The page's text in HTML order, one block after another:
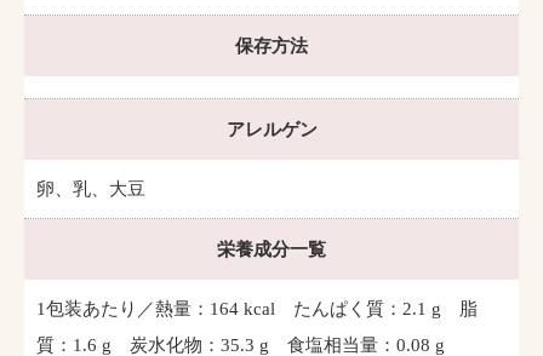
保存方法
アレルゲン
卵、乳、大豆
栄養成分一覧
1包装あたり／熱量：164 kcal たんぱく質：2.1 g 脂
質：1.6 g 炭水化物：35.3 g 食塩相当量：0.08 g